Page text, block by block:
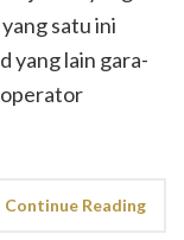
satu ini
yang lain gara-
operator
Continue Reading